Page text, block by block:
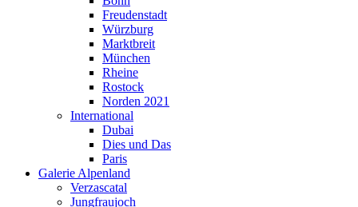
Freudenstadt
Würzburg
Marktbreit
München
Rheine
Rostock
Norden 2021
International
Dubai
Dies und Das
Paris
Galerie Alpenland
Verzascatal
Jungfraujoch